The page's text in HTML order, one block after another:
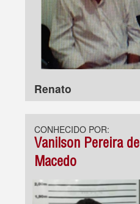
Renato
CONHECIDO POR:
Vanilson Pereira de
Macedo